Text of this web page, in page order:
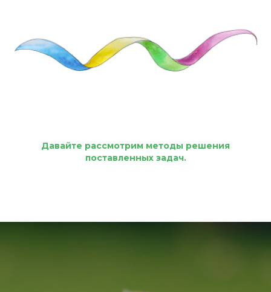
Давайте рассмотрим методы решения
поставленных задач.